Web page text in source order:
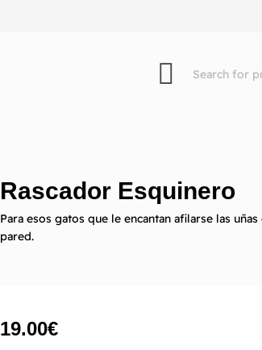
Rascador Esquinero
Para esos gatos que le encantan afilarse las
pared.
19.00€